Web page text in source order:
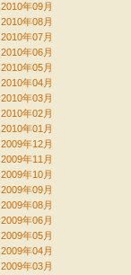
2010年09月
2010年08月
2010年07月
2010年06月
2010年05月
2010年04月
2010年03月
2010年02月
2010年01月
2009年12月
2009年11月
2009年10月
2009年09月
2009年08月
2009年06月
2009年05月
2009年04月
2009年03月